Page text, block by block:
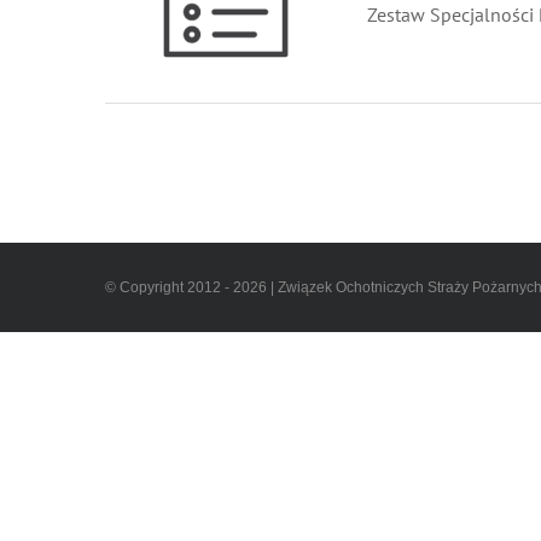
Zestaw Specjalności
© Copyright 2012 - 2026 | Związek Ochotniczych Straży